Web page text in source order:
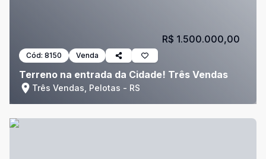
Cód: 8150 Venda
Terreno na entrada da Cidade! Três Vendas
Três Vendas, Pelotas - RS
R$ 1.500.000,00